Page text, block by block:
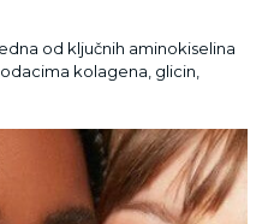
od ključnih aminokiselina
kolagena, glicin,